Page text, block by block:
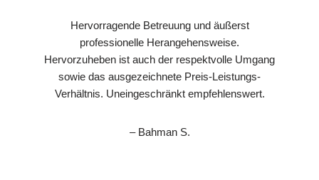
Hervorragende Betreuung und äußerst
professionelle Herangehensweise.
Hervorzuheben ist auch der respektvolle Umgang
sowie das ausgezeichnete Preis-Leistungs-
Verhältnis. Uneingeschränkt empfehlenswert.
– Bahman S.